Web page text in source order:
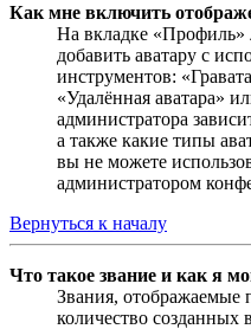
Как мне включить
На вкладке «Профиль»
добавить аватару с
инструментов:
«Удалённая аватара»
администратора
а также какие типы
вы не можете
администратором
Вернуться к началу
Что такое звание и как я
Звания,
количество